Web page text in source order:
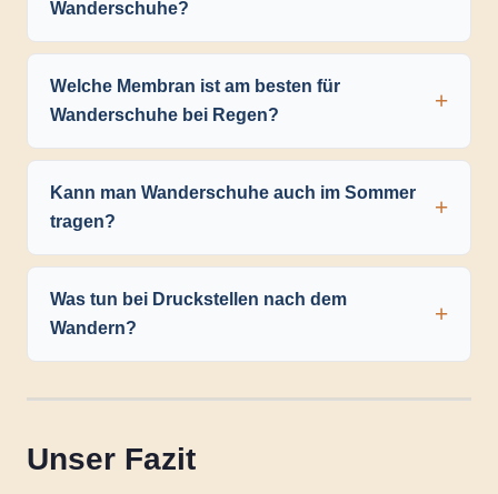
Wanderschuhe?
Welche Membran ist am besten für
Wanderschuhe bei Regen?
Kann man Wanderschuhe auch im Sommer
tragen?
Was tun bei Druckstellen nach dem
Wandern?
Unser Fazit